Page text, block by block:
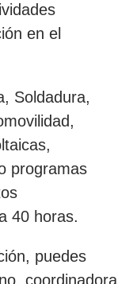
en el
Soldadura,
programas
40 horas.
puedes
coordinadora